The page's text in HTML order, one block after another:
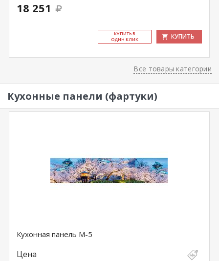
18 251
КУ­ПИТЬ В
ОДИН КЛИК
КУПИТЬ
Все товары категории
Кухонные панели (фартуки)
Кухонная панель M-5
Цена